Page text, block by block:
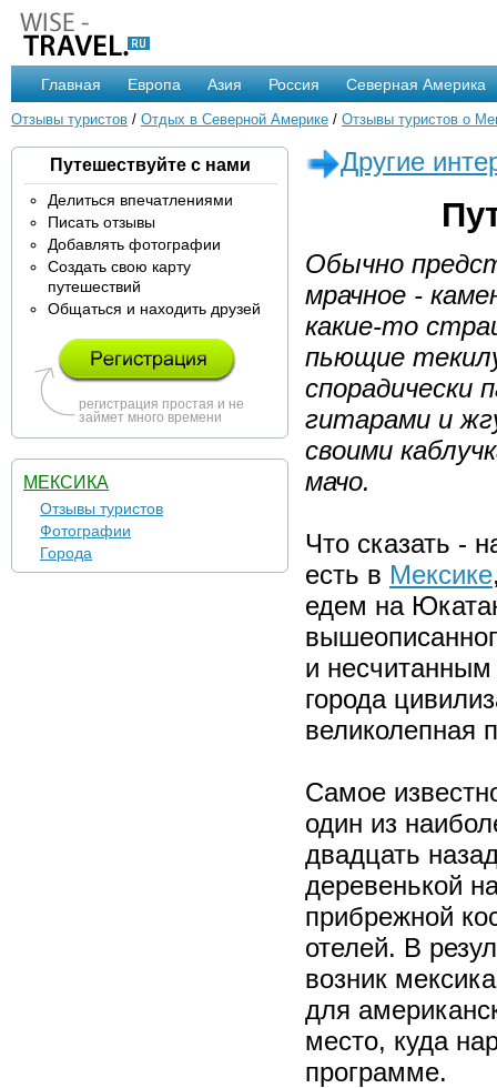
Главная Европа Азия Россия Северная Америка
Отзывы туристов / Отдых в Северной Америке / Отзывы туристов о
Путешествуйте с нами
Делиться впечатлениями
Писать отзывы
Добавлять фотографии
Создать свою карту
путешествий
Общаться и находить друзей
регистрация простая и не
займет много времени
МЕКСИКА
Отзывы туристов
Фотографии
Города
Другие
Обычно
мрачное -
какие-то
пьющие
спорадически
гитарами и
своими
мачо.
Что сказать -
есть в Мексике
едем на
и несчитанным
города
великолепная
Самое
один из
двадцать
деревенькой
прибрежной
отелей. В
возник
для
место, куда
программе.